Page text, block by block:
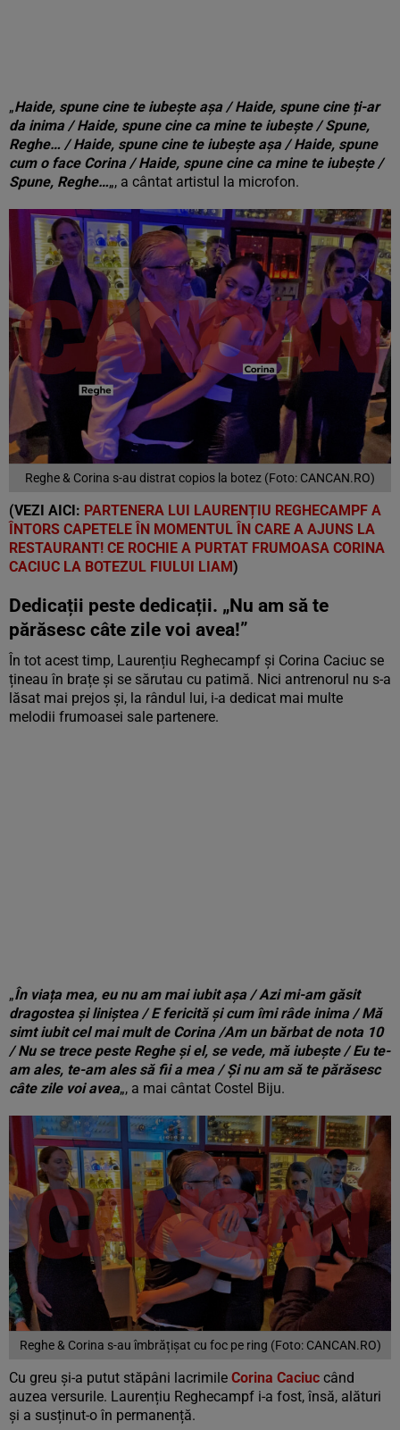
„Haide, spune cine te iubește așa / Haide, spune cine ți-ar
da inima / Haide, spune cine ca mine te iubește / Spune,
Reghe… / Haide, spune cine te iubește așa / Haide, spune
cum o face Corina / Haide, spune cine ca mine te iubește /
Spune, Reghe…„, a cântat artistul la microfon.
Reghe & Corina s-au distrat copios la botez (Foto: CANCAN.RO)
(VEZI AICI: PARTENERA LUI LAURENȚIU REGHECAMPF A
ÎNTORS CAPETELE ÎN MOMENTUL ÎN CARE A AJUNS LA
RESTAURANT! CE ROCHIE A PURTAT FRUMOASA CORINA
CACIUC LA BOTEZUL FIULUI LIAM)
Dedicații peste dedicații. „Nu am să te
părăsesc câte zile voi avea!”
În tot acest timp, Laurențiu Reghecampf și Corina Caciuc se
țineau în brațe și se sărutau cu patimă. Nici antrenorul nu s-a
lăsat mai prejos și, la rândul lui, i-a dedicat mai multe
melodii frumoasei sale partenere.
„În viața mea, eu nu am mai iubit așa / Azi mi-am găsit
dragostea și liniștea / E fericită și cum îmi râde inima / Mă
simt iubit cel mai mult de Corina /Am un bărbat de nota 10
/ Nu se trece peste Reghe și el, se vede, mă iubește / Eu te-
am ales, te-am ales să fii a mea / Și nu am să te părăsesc
câte zile voi avea„, a mai cântat Costel Biju.
Reghe & Corina s-au îmbrățișat cu foc pe ring (Foto: CANCAN.RO)
Cu greu și-a putut stăpâni lacrimile Corina Caciuc când
auzea versurile. Laurențiu Reghecampf i-a fost, însă, alături
și a susținut-o în permanență.